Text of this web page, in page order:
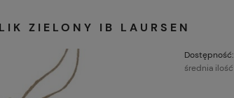
ZIELONY IB LAURSEN
Dostępność:
średnia ilość